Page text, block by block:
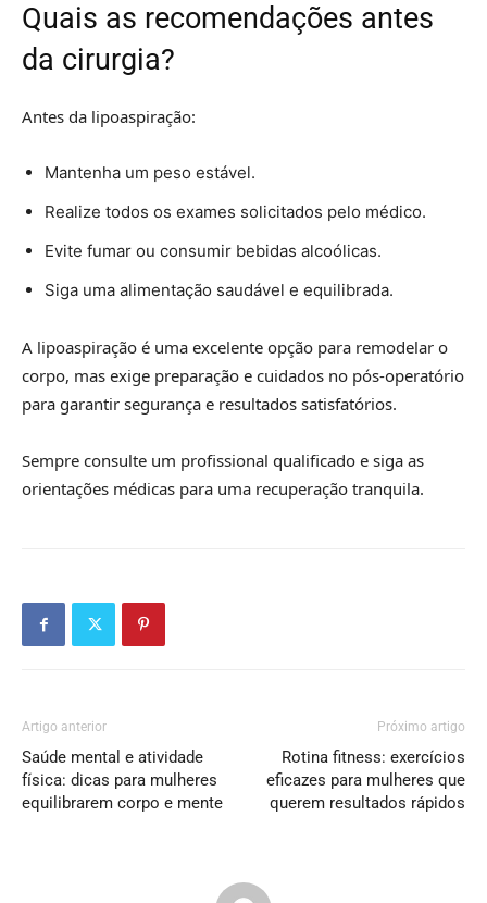
Quais as recomendações antes
da cirurgia?
Antes da lipoaspiração:
Mantenha um peso estável.
Realize todos os exames solicitados pelo médico.
Evite fumar ou consumir bebidas alcoólicas.
Siga uma alimentação saudável e equilibrada.
A lipoaspiração é uma excelente opção para remodelar o
corpo, mas exige preparação e cuidados no pós-operatório
para garantir segurança e resultados satisfatórios.
Sempre consulte um profissional qualificado e siga as
orientações médicas para uma recuperação tranquila.
Artigo anterior
Saúde mental e atividade
física: dicas para mulheres
equilibrarem corpo e mente
Próximo artigo
Rotina fitness: exercícios
eficazes para mulheres que
querem resultados rápidos